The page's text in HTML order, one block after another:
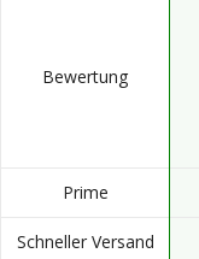
Bewertung
Prime
Schneller Versand